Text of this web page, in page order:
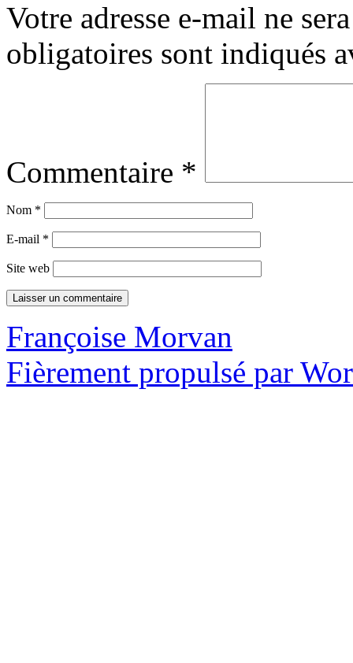
Votre adresse e-mail ne
obligatoires sont indiqués
Commentaire *
Nom *
E-mail *
Site web
Françoise Morvan
Fièrement propulsé par